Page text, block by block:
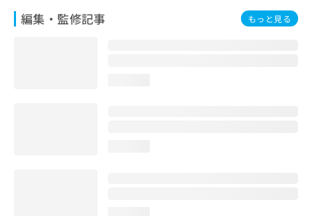
編集・監修記事 もっと見る